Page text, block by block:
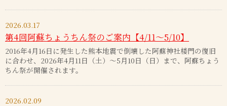
2026.03.17
第4回阿蘇ちょうちん祭のご案内【4/11～5/10】
2016年4月16日に発生した熊本地震で倒壊した阿蘇神社楼門の復旧
に合わせ、2026年4月11日（土）～5月10日（日）まで、阿蘇ちょう
ちん祭が開催されます。
2026.02.09